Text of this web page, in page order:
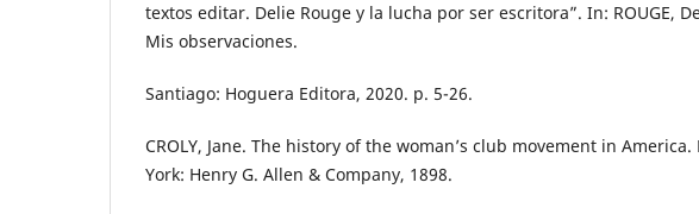
textos editar. Delie Rouge y la lucha por ser escritora”. In: ROUGE,
Mis observaciones.
Santiago: Hoguera Editora, 2020. p. 5-26.
CROLY, Jane. The history of the woman’s club movement in America.
York: Henry G. Allen & Company, 1898.